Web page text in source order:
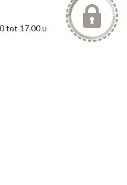
tot 17.00 u